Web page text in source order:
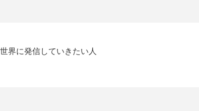
界に発信していきたい人